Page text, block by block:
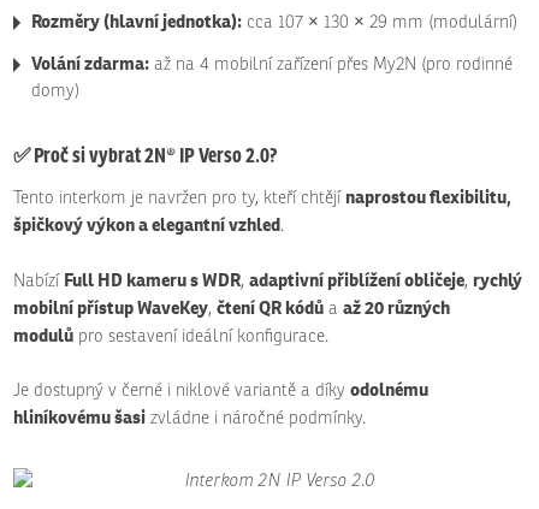
Rozměry (hlavní jednotka): cca 107 × 130 × 29 mm (modulární)
Volání zdarma: až na 4 mobilní zařízení přes My2N (pro rodinné
domy)
✅ Proč si vybrat2N® IP Verso 2.0?
Tento interkom je navržen pro ty, kteří chtějí naprostou flexibilitu,
špičkový výkon a elegantní vzhled.
Nabízí Full HD kameru s WDR,adaptivní přiblížení obličeje, rychlý
mobilní přístup WaveKey,čtení QR kódů aaž 20 různých
modulů pro sestavení ideální konfigurace.
Je dostupný v černé i niklové variantě a díkyodolnému
hliníkovému šasi zvládne i náročné podmínky.